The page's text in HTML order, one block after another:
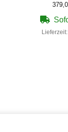
Lieferzeit: